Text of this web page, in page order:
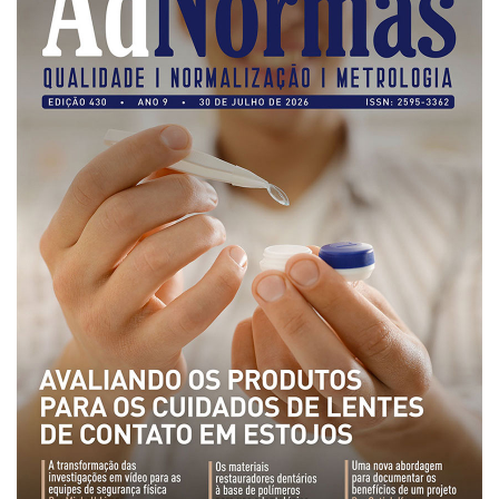
de governança das organizações
O desenho industrial ganha espaço como
estratégia competitiva nas empresas
As variações dimensionais dos produtos de
materiais cimentícios com fibra de vidro
A próxima vantagem competitiva não está no
modelo de IA
A IA elevou a régua do comprador B2B e a venda
complexa ficou ainda mais humana
A verificação dimensional e de massa dos fios,
cabos e condutores elétricos
A fabricação conforme das portas com tipologia
de giro para as saídas de emergência
A sua indústria toma decisões ou apenas reage
aos problemas?
Os serviços de reciclagem profunda a frio in situ
com emulsão asfáltica
Os gestores da ABNT litigam de má-fé para
tentar criar uma reserva de mercado sobre as
NBR ISO
Os critérios médicos da síndrome metabólica